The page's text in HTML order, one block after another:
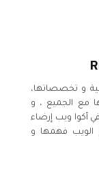
و تخصصاتها،
مع الجميع ، و
أكوا ويب إرضاء
الويب فهمها و